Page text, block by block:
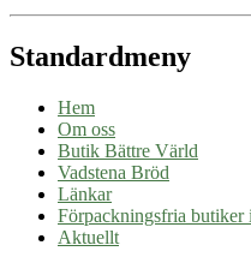
Standardmeny
Hem
Om oss
Butik Bättre Värld
Vadstena Bröd
Länkar
Förpackningsfria butiker
Aktuellt